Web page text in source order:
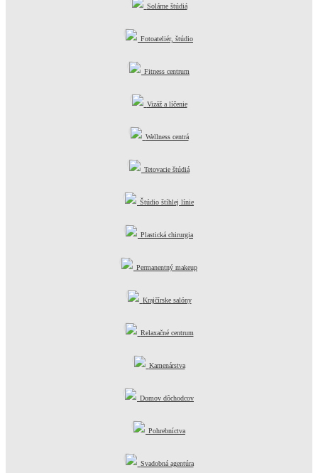
Solárne štúdiá
Fotoateliér, štúdio
Fitness centrum
Vizáž a líčenie
Wellness centrá
Tetovacie štúdiá
Štúdio štíhlej línie
Plastická chirurgia
Permanentný makeup
Krajčírske salóny
Relaxačné centrum
Kamenárstva
Domov dôchodcov
Pohrebníctva
Svadobná agentúra